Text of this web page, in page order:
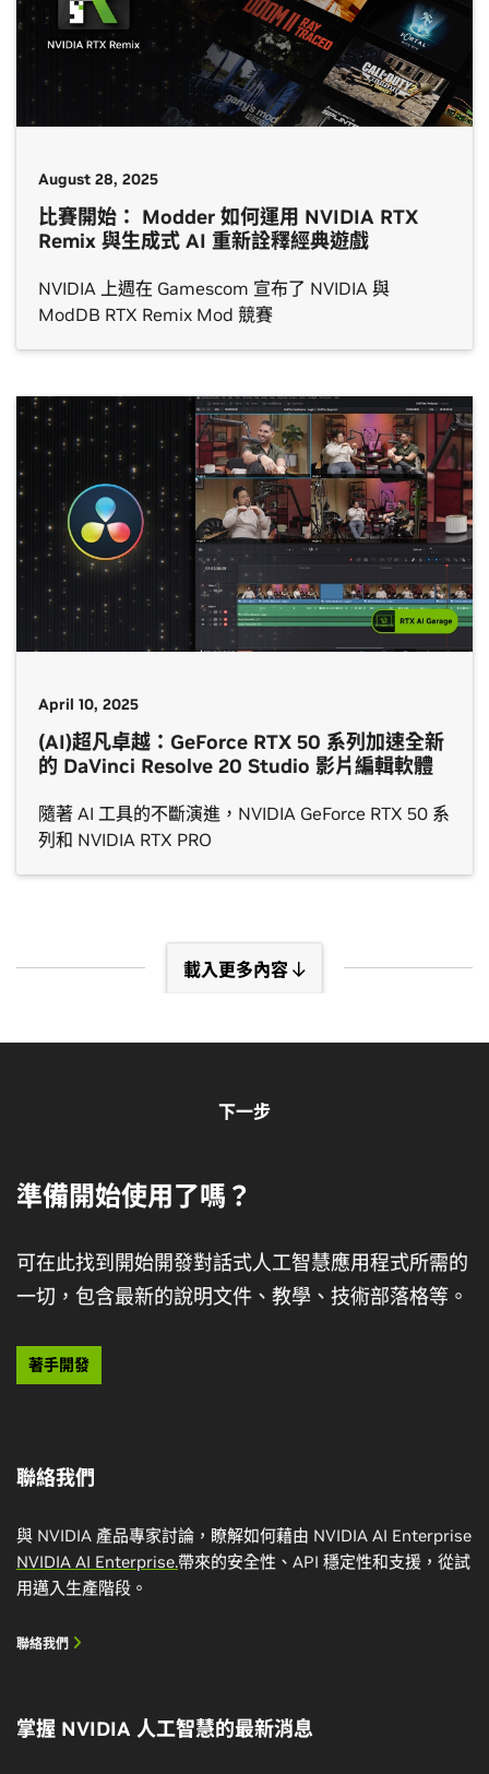
August 28, 2025
比賽開始： Modder 如何運用 NVIDIA RTX
Remix 與生成式 AI 重新詮釋經典遊戲
NVIDIA 上週在 Gamescom 宣布了 NVIDIA 與
ModDB RTX Remix Mod 競賽
April 10, 2025
(AI)超凡卓越：GeForce RTX 50 系列加速全新
的 DaVinci Resolve 20 Studio 影片編輯軟體
隨著 AI 工具的不斷演進，NVIDIA GeForce RTX 50 系
列和 NVIDIA RTX PRO
載入更多內容
語音人工智慧入門：極精準自訂自動語音辨識技
術
下一步
準備開始使用了嗎？
可在此找到開始開發對話式人工智慧應用程式所需的
一切，包含最新的說明文件、教學、技術部落格等。
著手開發
聯絡我們
與 NVIDIA 產品專家討論，瞭解如何藉由 NVIDIA AI Enterprise
NVIDIA AI Enterprise.帶來的安全性、API 穩定性和支援，從試
用邁入生產階段。
聯絡我們
掌握 NVIDIA 人工智慧的最新消息